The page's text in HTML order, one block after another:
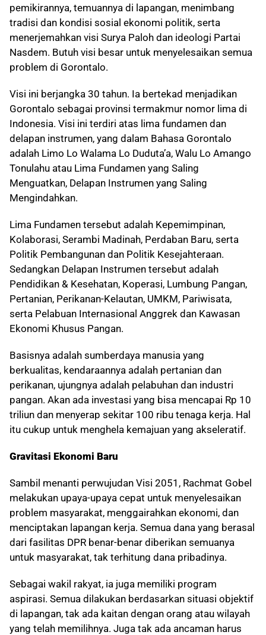
pemikirannya, temuannya di lapangan, menimbang
tradisi dan kondisi sosial ekonomi politik, serta
menerjemahkan visi Surya Paloh dan ideologi Partai
Nasdem. Butuh visi besar untuk menyelesaikan semua
problem di Gorontalo.
Visi ini berjangka 30 tahun. Ia bertekad menjadikan
Gorontalo sebagai provinsi termakmur nomor lima di
Indonesia. Visi ini terdiri atas lima fundamen dan
delapan instrumen, yang dalam Bahasa Gorontalo
adalah Limo Lo Walama Lo Duduta’a, Walu Lo Amango
Tonulahu atau Lima Fundamen yang Saling
Menguatkan, Delapan Instrumen yang Saling
Mengindahkan.
Lima Fundamen tersebut adalah Kepemimpinan,
Kolaborasi, Serambi Madinah, Perdaban Baru, serta
Politik Pembangunan dan Politik Kesejahteraan.
Sedangkan Delapan Instrumen tersebut adalah
Pendidikan & Kesehatan, Koperasi, Lumbung Pangan,
Pertanian, Perikanan-Kelautan, UMKM, Pariwisata,
serta Pelabuan Internasional Anggrek dan Kawasan
Ekonomi Khusus Pangan.
Basisnya adalah sumberdaya manusia yang
berkualitas, kendaraannya adalah pertanian dan
perikanan, ujungnya adalah pelabuhan dan industri
pangan. Akan ada investasi yang bisa mencapai Rp 10
triliun dan menyerap sekitar 100 ribu tenaga kerja. Hal
itu cukup untuk menghela kemajuan yang akseleratif.
Gravitasi Ekonomi Baru
Sambil menanti perwujudan Visi 2051, Rachmat Gobel
melakukan upaya-upaya cepat untuk menyelesaikan
problem masyarakat, menggairahkan ekonomi, dan
menciptakan lapangan kerja. Semua dana yang berasal
dari fasilitas DPR benar-benar diberikan semuanya
untuk masyarakat, tak terhitung dana pribadinya.
Sebagai wakil rakyat, ia juga memiliki program
aspirasi. Semua dilakukan berdasarkan situasi objektif
di lapangan, tak ada kaitan dengan orang atau wilayah
yang telah memilihnya. Juga tak ada ancaman harus